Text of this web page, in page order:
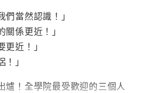
們當然認識！」
關係更近！」
近！」
」
爐！全學院最受歡迎的三個人